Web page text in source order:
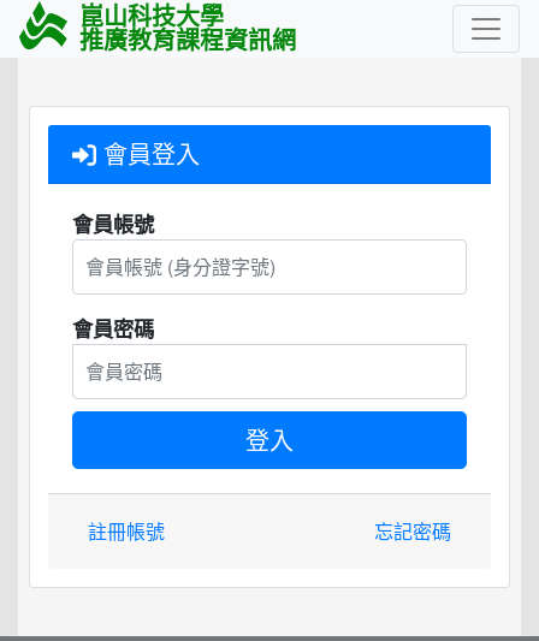
崑山科技大學
推廣教育課程資訊網
會員登入
會員帳號
會員密碼
註冊帳號 忘記密碼